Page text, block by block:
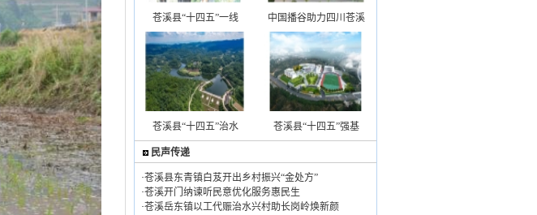
苍溪县“十四五”一线 中国播谷助力四川苍溪
苍溪县“十四五”治水 苍溪县“十四五”强基
民声传递
·苍溪县东青镇白芨开出乡村振兴“金处方”
·苍溪开门纳谏听民意优化服务惠民生
·苍溪岳东镇以工代赈治水兴村助长岗岭焕新颜